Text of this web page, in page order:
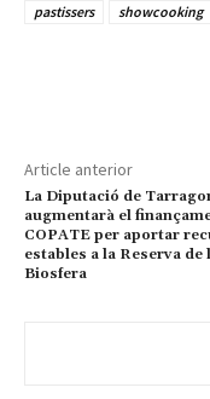
pastissers
showcooking
Article anterior
La Diputació de
augmentarà el
COPATE per aportar
estables a la Reserva de
Biosfera